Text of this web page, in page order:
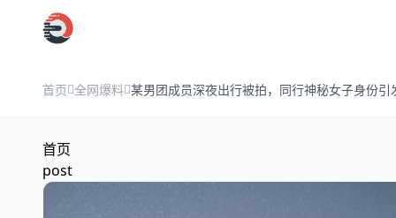
跳过导航
首页 全网爆料 某男团成员深夜出行被拍，同行神秘女子身份引
首页
post